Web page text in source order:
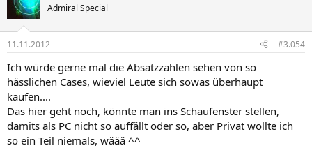
Admiral Special
11.11.2012 #3.054
Ich würde gerne mal die Absatzzahlen sehen von so
hässlichen Cases, wieviel Leute sich sowas überhaupt
kaufen....
Das hier geht noch, könnte man ins Schaufenster stellen,
damits als PC nicht so auffällt oder so, aber Privat wollte ich
so ein Teil niemals, wäää ^^